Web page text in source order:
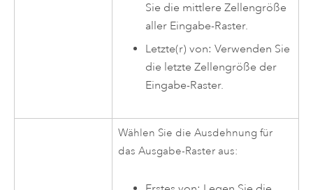
Sie die mittlere Zellengröße
aller Eingabe-Raster.
Letzte(r) von: Verwenden Sie
die letzte Zellengröße der
Eingabe-Raster.
Wählen Sie die Ausdehnung für
das Ausgabe-Raster aus: